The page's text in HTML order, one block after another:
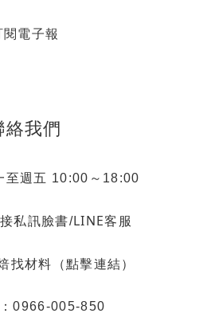
閱電子報
絡我們
至週五 10:00～18:00
私訊臉書/LINE客服
找材料（點擊連結）
0966-005-850